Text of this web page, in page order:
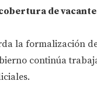
de
la formalización
continúa